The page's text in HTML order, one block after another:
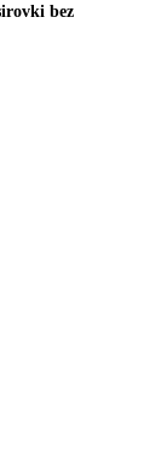
bez